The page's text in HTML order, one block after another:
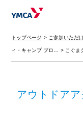
トップページ ご参加いただ
ィ・キャンプ ブロ… こぐま
アウトドア